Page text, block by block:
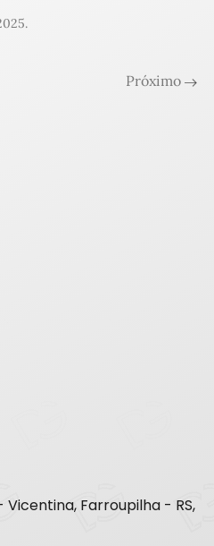
.
Próximo
Vicentina, Farroupilha - RS,